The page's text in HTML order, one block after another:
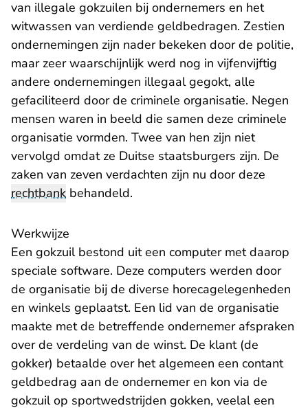
van illegale gokzuilen bij ondernemers en het
witwassen van verdiende geldbedragen. Zestien
ondernemingen zijn nader bekeken door de politie,
maar zeer waarschijnlijk werd nog in vijfenvijftig
andere ondernemingen illegaal gegokt, alle
gefaciliteerd door de criminele organisatie. Negen
mensen waren in beeld die samen deze criminele
organisatie vormden. Twee van hen zijn niet
vervolgd omdat ze Duitse staatsburgers zijn. De
zaken van zeven verdachten zijn nu door deze
rechtbank behandeld.
Werkwijze
Een gokzuil bestond uit een computer met daarop
speciale software. Deze computers werden door
de organisatie bij de diverse horecagelegenheden
en winkels geplaatst. Een lid van de organisatie
maakte met de betreffende ondernemer afspraken
over de verdeling van de winst. De klant (de
gokker) betaalde over het algemeen een contant
geldbedrag aan de ondernemer en kon via de
gokzuil op sportwedstrijden gokken, veelal een